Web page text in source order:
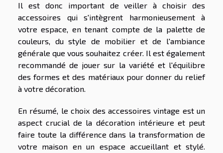
Il est donc important de veiller à choisir des
accessoires qui s'intègrent harmonieusement à
votre espace, en tenant compte de la palette de
couleurs, du style de mobilier et de l'ambiance
générale que vous souhaitez créer. Il est également
recommandé de jouer sur la variété et l'équilibre
des formes et des matériaux pour donner du relief
à votre décoration.
En résumé, le choix des accessoires vintage est un
aspect crucial de la décoration intérieure et peut
faire toute la différence dans la transformation de
votre maison en un espace accueillant et stylé.